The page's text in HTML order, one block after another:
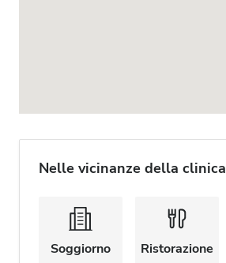
Nelle vicinanze della clinica
Soggiorno Ristorazione